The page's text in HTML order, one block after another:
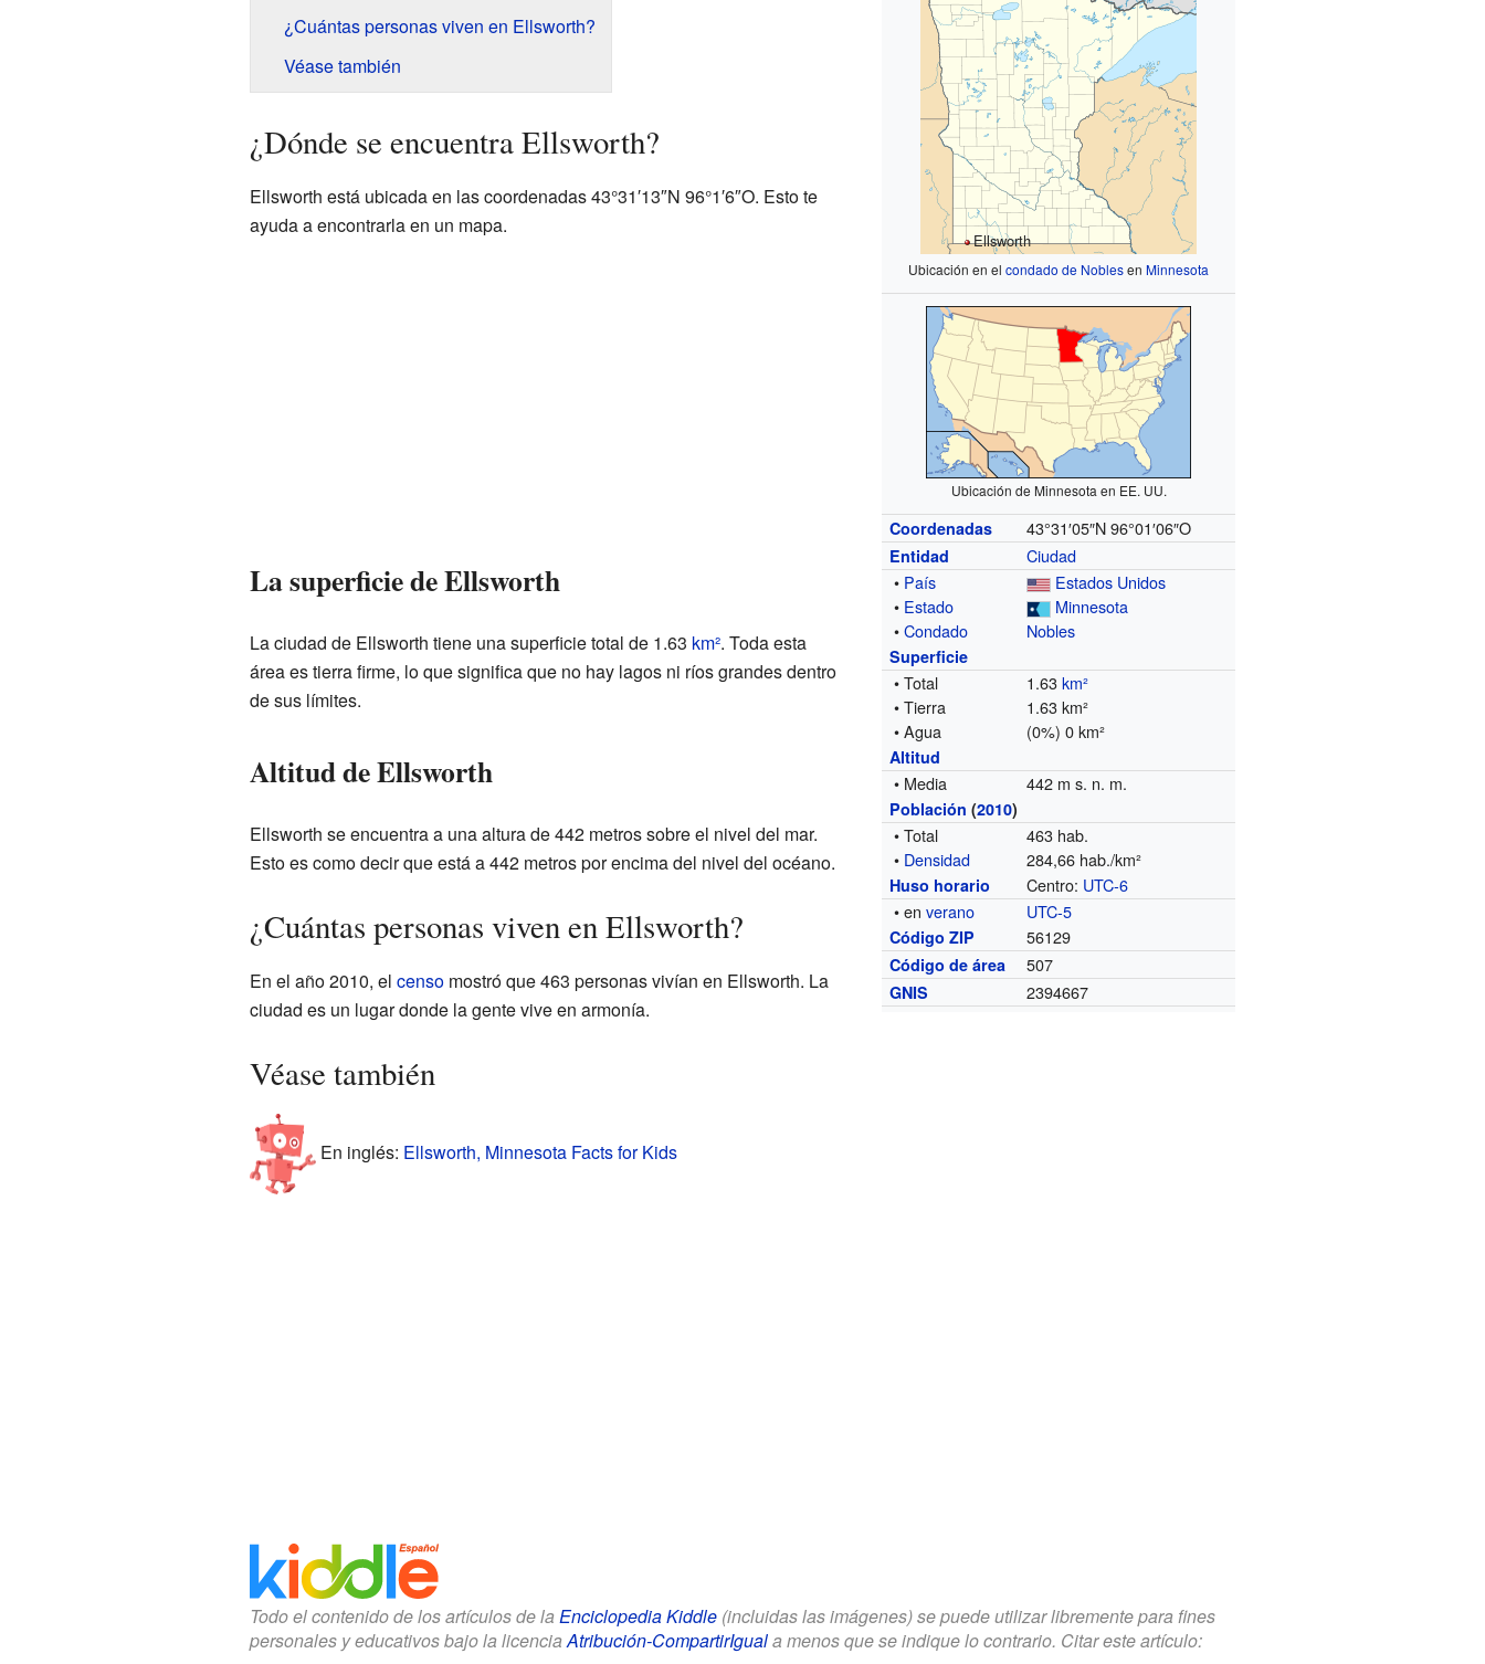
Ellsworth
Ubicación en elcondado de NoblesenMinnesota
Ubicación de Minnesota en EE. UU.
Coordenadas 43°31′05″N 96°01′06″O
Entidad
Ciudad
• País
Estados Unidos
• Estado
Minnesota
•Condado Nobles
Superficie
• Total 1.63km²
• Tierra
1.63 km²
• Agua
(0%) 0 km²
Altitud
• Media 442 m s. n. m.
Población (2010)
• Total
463 hab.
• Densidad 284,66 hab./km²
Huso horario Centro: UTC-6
• enverano UTC-5
Código ZIP 56129
Código de área 507
GNIS 2394667
¿Cuántas personas viven en Ellsworth?
Véase también
¿Dónde se encuentra Ellsworth?
Ellsworth está ubicada en las coordenadas 43°31′13″N 96°1′6″O. Esto te
ayuda a encontrarla en un mapa.
La superficie de Ellsworth
La ciudad de Ellsworth tiene una superficie total de 1.63 km². Toda esta
área es tierra firme, lo que significa que no hay lagos ni ríos grandes dentro
de sus límites.
Altitud de Ellsworth
Ellsworth se encuentra a una altura de 442 metros sobre el nivel del mar.
Esto es como decir que está a 442 metros por encima del nivel del océano.
¿Cuántas personas viven en Ellsworth?
En el año 2010, el censomostró que 463 personas vivían en Ellsworth. La
ciudad es un lugar donde la gente vive en armonía.
Véase también
En inglés: Ellsworth, Minnesota Facts for Kids
Todo el contenido de los artículos de la Enciclopedia Kiddle(incluidas las imágenes) se puede utilizar libremente para fines
personales y educativos bajo la licenciaAtribución-CompartirIguala menos que se indique lo contrario. Citar este artículo: